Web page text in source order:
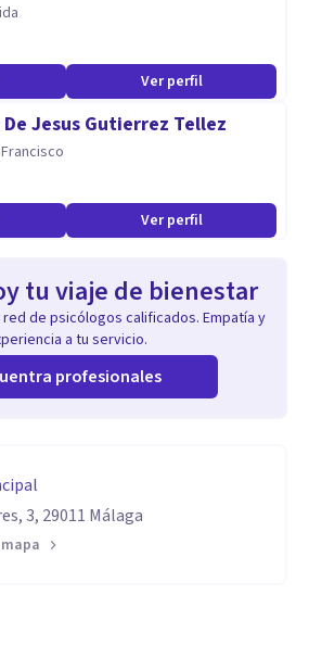
Ver perfil
De Jesus Gutierrez Tellez
Ver perfil
tu viaje de bienestar
red de psicólogos calificados. Empatía y
a tu servicio.
profesionales
3, 29011 Málaga